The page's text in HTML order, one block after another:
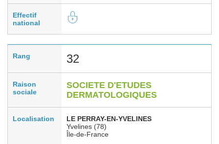
Effectif
national
Rang 32
Raison
sociale
SOCIETE D'ETUDES
DERMATOLOGIQUES
Localisation
LE PERRAY-EN-YVELINES
Yvelines (78)
Île-de-France